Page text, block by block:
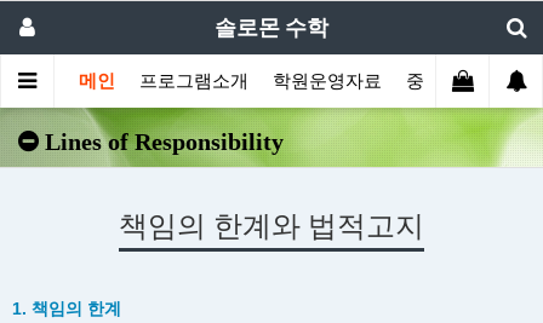
솔로몬 수학
메인 프로그램소개 학원운영자료 중등부프로그램
Lines of Responsibility
책임의 한계와 법적고지
1. 책임의 한계